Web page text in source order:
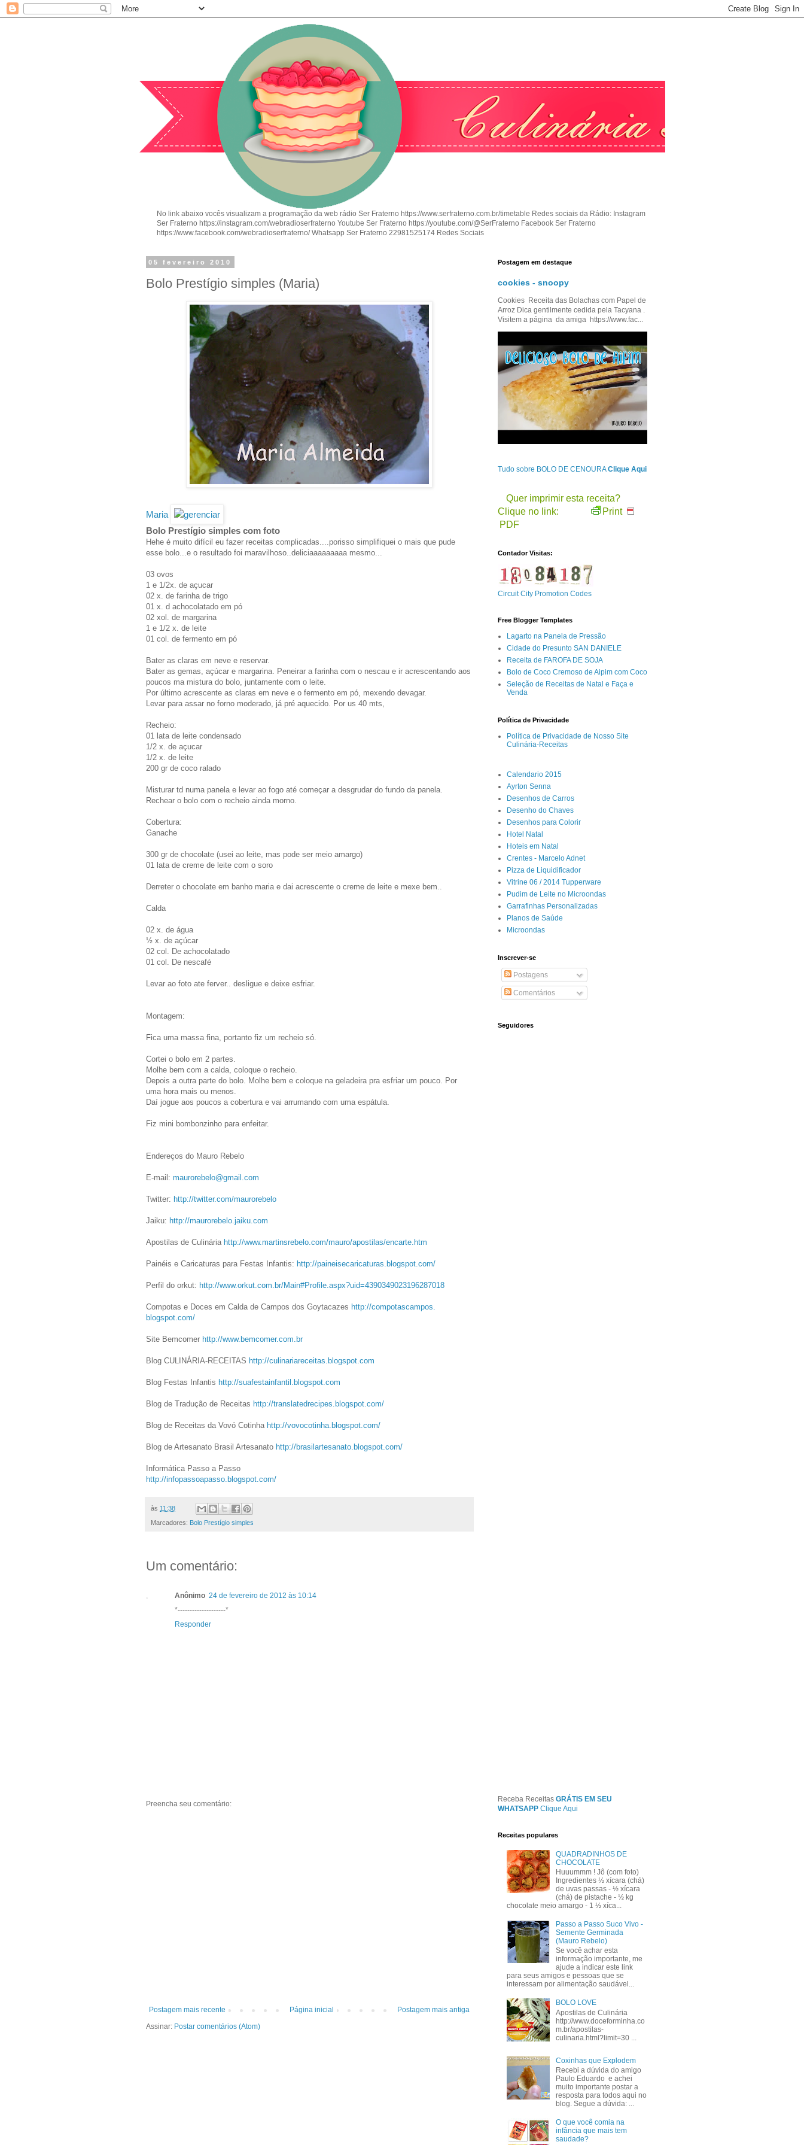
No link abaixo vocês visualizam a programação da web rádio Ser Fraterno https://www.serfraterno.com.br/timetable Redes sociais da Rádio: Instagram
Ser Fraterno https://instagram.com/webradioserfraterno Youtube Ser Fraterno https://youtube.com/@SerFraterno Facebook Ser Fraterno
https://www.facebook.com/webradioserfraterno/ Whatsapp Ser Fraterno 22981525174 Redes Sociais
05 fevereiro 2010
Bolo Prestígio simples (Maria)
Maria
Bolo Prestígio simples com foto
Hehe é muito difícil eu fazer receitas complicadas....porisso simplifiquei o mais que pude
esse bolo...e o resultado foi maravilhoso..deliciaaaaaaaaa mesmo...
03 ovos
1 e 1/2x. de açucar
02 x. de farinha de trigo
01 x. d achocolatado em pó
02 xol. de margarina
1 e 1/2 x. de leite
01 col. de fermento em pó
Bater as claras em neve e reservar.
Bater as gemas, açúcar e margarina. Peneirar a farinha com o nescau e ir acrescentando aos
poucos ma mistura do bolo, juntamente com o leite.
Por último acrescente as claras em neve e o fermento em pó, mexendo devagar.
Levar para assar no forno moderado, já pré aquecido. Por us 40 mts,
Recheio:
01 lata de leite condensado
1/2 x. de açucar
1/2 x. de leite
200 gr de coco ralado
Misturar td numa panela e levar ao fogo até começar a desgrudar do fundo da panela.
Rechear o bolo com o recheio ainda morno.
Cobertura:
Ganache
300 gr de chocolate (usei ao leite, mas pode ser meio amargo)
01 lata de creme de leite com o soro
Derreter o chocolate em banho maria e dai acrescente o creme de leite e mexe bem..
Calda
02 x. de água
½ x. de açúcar
02 col. De achocolatado
01 col. De nescafé
Levar ao foto ate ferver.. desligue e deixe esfriar.
Montagem:
Fica uma massa fina, portanto fiz um recheio só.
Cortei o bolo em 2 partes.
Molhe bem com a calda, coloque o recheio.
Depois a outra parte do bolo. Molhe bem e coloque na geladeira pra esfriar um pouco. Por
uma hora mais ou menos.
Daí jogue aos poucos a cobertura e vai arrumando com uma espátula.
Fiz mini bombonzinho para enfeitar.
Endereços do Mauro Rebelo
E-mail: maurorebelo@gmail.com
Twitter: http://twitter.com/maurorebelo
Jaiku: http://maurorebelo.jaiku.com
Apostilas de Culinária http://www.martinsrebelo.com/mauro/apostilas/encarte.htm
Painéis e Caricaturas para Festas Infantis: http://paineisecaricaturas. blogspot.com/
Perfil do orkut: http://www.orkut.com.br/Main#Profile.aspx?uid=4390349023196287018
Compotas e Doces em Calda de Campos dos Goytacazes http://compotascampos.
blogspot.com/
Site Bemcomer http://www.bemcomer.com.br
Blog CULINÁRIA-RECEITAS http://culinariareceitas. blogspot.com
Blog Festas Infantis http://suafestainfantil. blogspot.com
Blog de Tradução de Receitas http://translatedrecipes. blogspot.com/
Blog de Receitas da Vovó Cotinha http://vovocotinha.blogspot. com/
Blog de Artesanato Brasil Artesanato http://brasilartesanato. blogspot.com/
Informática Passo a Passo
http://infopassoapasso. blogspot.com/
às 11:38
Marcadores: Bolo Prestígio simples
Um comentário:
Anônimo 24 de fevereiro de 2012 às 10:14
*--------------------*
Responder
Preencha seu comentário:
Postagem mais recente Postagem mais antiga
Página inicial
Assinar: Postar comentários (Atom)
Postagem em destaque
cookies - snoopy
Cookies Receita das Bolachas com Papel de
Arroz Dica gentilmente cedida pela Tacyana .
Visitem a página da amiga https://www.fac...
Tudo sobre BOLO DE CENOURAClique Aqui
Quer imprimir esta receita?
Clique no link:
Print
PDF
Contador Visitas:
Circuit City Promotion Codes
Free Blogger Templates
Lagarto na Panela de Pressão
Cidade do Presunto SAN DANIELE
Receita de FAROFA DE SOJA
Bolo de Coco Cremoso de Aipim com Coco
Seleção de Receitas de Natal e Faça e
Venda
Política de Privacidade
Política de Privacidade de Nosso Site
Culinária-Receitas
Calendario 2015
Ayrton Senna
Desenhos de Carros
Desenho do Chaves
Desenhos para Colorir
Hotel Natal
Hoteis em Natal
Crentes - Marcelo Adnet
Pizza de Liquidificador
Vitrine 06 / 2014 Tupperware
Pudim de Leite no Microondas
Garrafinhas Personalizadas
Planos de Saúde
Microondas
Inscrever-se
Postagens
Comentários
Seguidores
Receba Receitas GRÁTIS EM SEU
WHATSAPP Clique Aqui
Receitas populares
QUADRADINHOS DE
CHOCOLATE
Huuummm ! Jô (com foto)
Ingredientes ½ xícara (chá)
de uvas passas - ½ xícara
(chá) de pistache - ½ kg
chocolate meio amargo - 1 ½ xíca...
Passo a Passo Suco Vivo -
Semente Germinada
(Mauro Rebelo)
Se você achar esta
informação importante, me
ajude a indicar este link
para seus amigos e pessoas que se
interessam por alimentação saudável...
BOLO LOVE
Apostilas de Culinária
http://www.doceforminha.co
m.br/apostilas-
culinaria.html?limit=30 ...
Coxinhas que Explodem
Recebi a dúvida do amigo
Paulo Eduardo e achei
muito importante postar a
resposta para todos aqui no
blog. Segue a dúvida: ...
O que você comia na
infância que mais tem
saudade?